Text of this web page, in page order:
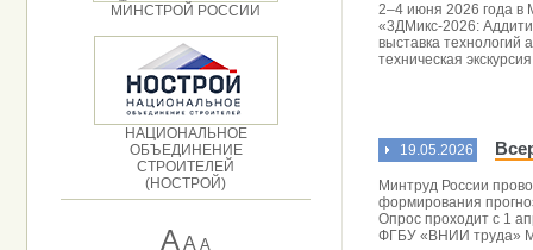
МИНСТРОЙ РОССИИ
НАЦИОНАЛЬНОЕ
ОБЪЕДИНЕНИЕ
СТРОИТЕЛЕЙ
(НОСТРОЙ)
АA А
2–4 июня 2026 года в
«3ДМикс-2026:
выставка технологий
техническая
19.05.2026
Минтруд России
формирования
Опрос проходит с 1
ФГБУ «ВНИИ труда»